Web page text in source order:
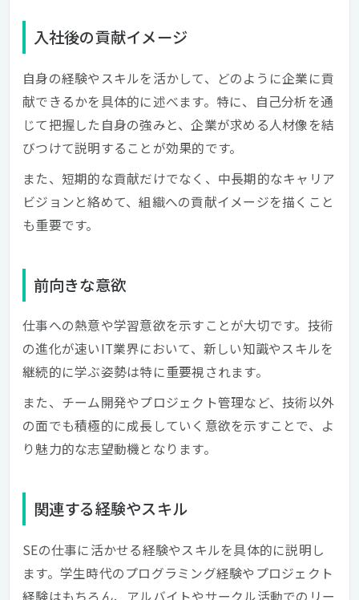
入社後の貢献イメージ
自身の経験やスキルを活かして、どのように企業に貢
献できるかを具体的に述べます。特に、自己分析を通
じて把握した自身の強みと、企業が求める人材像を結
びつけて説明することが効果的です。
また、短期的な貢献だけでなく、中長期的なキャリア
ビジョンと絡めて、組織への貢献イメージを描くこと
も重要です。
前向きな意欲
仕事への熱意や学習意欲を示すことが大切です。技術
の進化が速いIT業界において、新しい知識やスキルを
継続的に学ぶ姿勢は特に重要視されます。
また、チーム開発やプロジェクト管理など、技術以外
の面でも積極的に成長していく意欲を示すことで、よ
り魅力的な志望動機となります。
関連する経験やスキル
SEの仕事に活かせる経験やスキルを具体的に説明し
ます。学生時代のプログラミング経験やプロジェクト
経験はもちろん、アルバイトやサークル活動でのリー